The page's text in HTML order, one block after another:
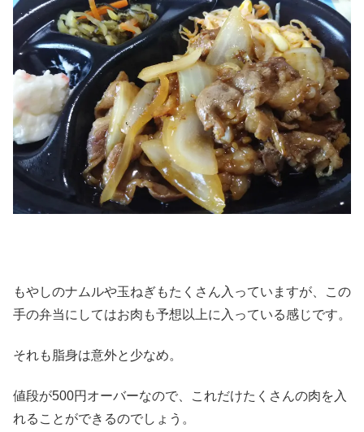
もやしのナムルや玉ねぎもたくさん入っていますが、この
手の弁当にしてはお肉も予想以上に入っている感じです。
それも脂身は意外と少なめ。
値段が500円オーバーなので、これだけたくさんの肉を入
れることができるのでしょう。